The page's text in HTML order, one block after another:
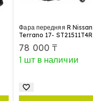
Фара передняя R Nissan
Terrano 17- ST21511T4R
78 000₸
1 шт в наличии